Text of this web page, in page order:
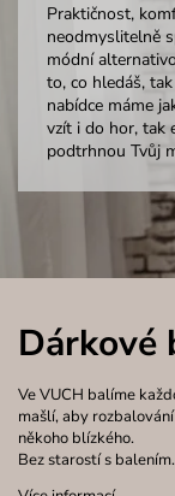
Praktičnost,
neodmyslitelně
módní
to, co hledáš,
nabídce máme
vzít i do hor, tak
podtrhnou Tvůj
Dárkové
Ve VUCH balíme
mašlí, aby
někoho blízkého.
Bez starostí s balením.